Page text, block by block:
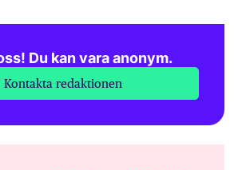
Du kan vara anonym.
Kontakta redaktionen